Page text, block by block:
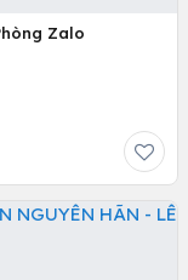
Zalo